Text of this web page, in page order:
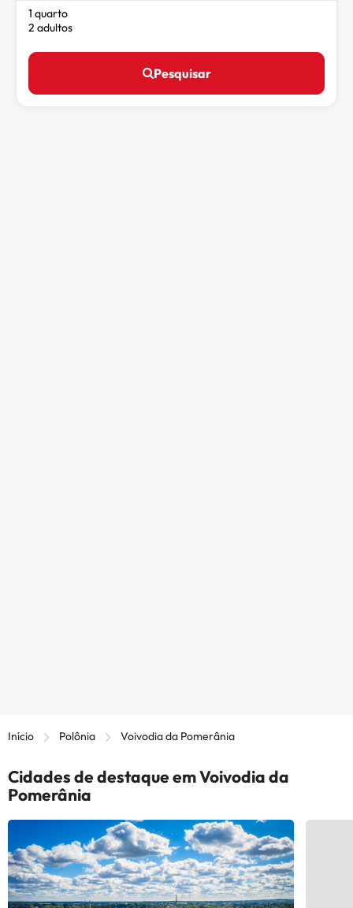
1 quarto
2 adultos
Pesquisar
Início Polônia Voivodia da Pomerânia
Cidades de destaque em Voivodia da
Pomerânia